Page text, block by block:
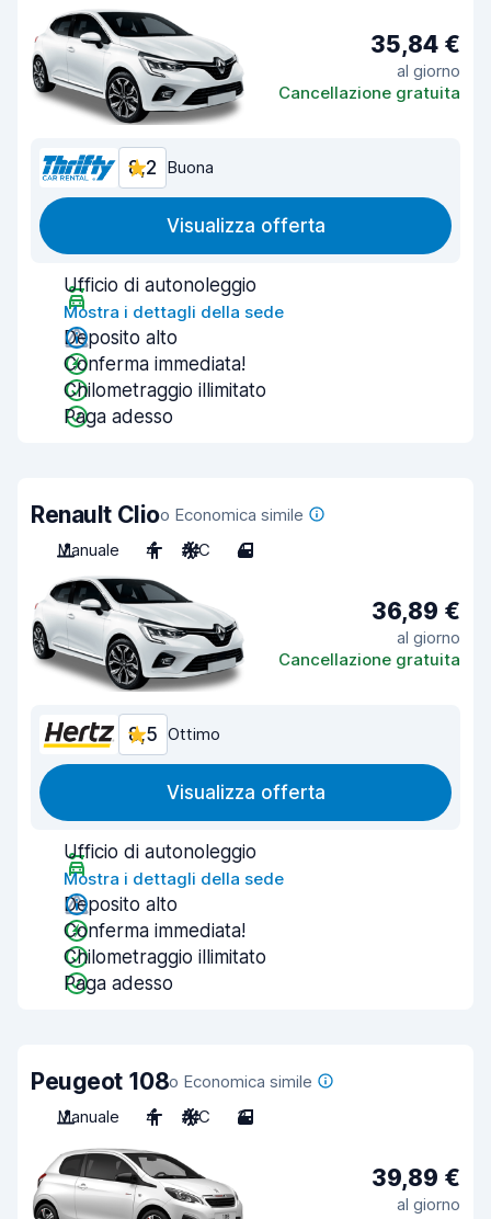
35,84 €
al giorno
Cancellazione gratuita
8,2 Buona
Visualizza offerta
Ufficio di autonoleggio
Mostra i dettagli della sede
Deposito alto
Conferma immediata!
Chilometraggio illimitato
Paga adesso
Renault Clioo Economica simile
Manuale
4 A/C 4
36,89 €
al giorno
Cancellazione gratuita
8,5 Ottimo
Visualizza offerta
Ufficio di autonoleggio
Mostra i dettagli della sede
Deposito alto
Conferma immediata!
Chilometraggio illimitato
Paga adesso
Peugeot 108o Economica simile
Manuale
4 A/C 3
39,89 €
al giorno